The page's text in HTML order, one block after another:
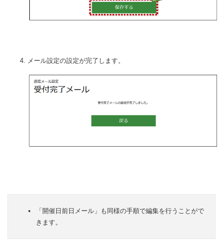
メール設定の設定が完了します。
「開催日前日メール」も同様の手順で編集を行うことがで
きます。